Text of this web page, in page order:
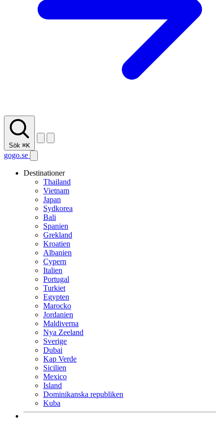
Sök ⌘K
gogo.se
Destinationer
Thailand
Vietnam
Japan
Sydkorea
Bali
Spanien
Grekland
Kroatien
Albanien
Cypern
Italien
Portugal
Turkiet
Egypten
Marocko
Jordanien
Maldiverna
Nya Zeeland
Sverige
Dubai
Kap Verde
Sicilien
Mexico
Island
Dominikanska republiken
Kuba